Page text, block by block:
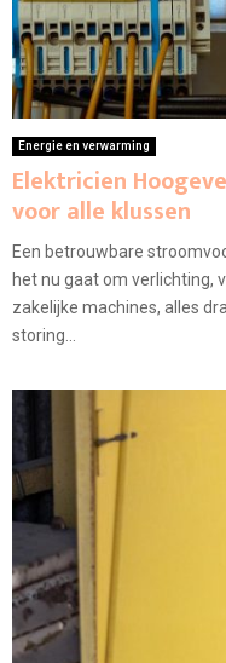
Energie en verwarming
Elektricien
voor alle klussen
Een betrouwbare
het nu gaat om verlichting,
zakelijke machines, alles
storing...